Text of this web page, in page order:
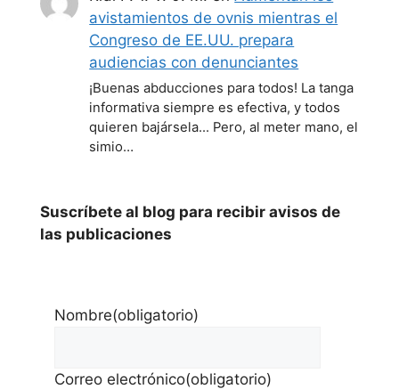
avistamientos de ovnis mientras el
Congreso de EE.UU. prepara
audiencias con denunciantes
¡Buenas abducciones para todos! La tanga
informativa siempre es efectiva, y todos
quieren bajársela... Pero, al meter mano, el
simio…
Suscríbete al blog para recibir avisos de
las publicaciones
Nombre(obligatorio)
Correo electrónico(obligatorio)